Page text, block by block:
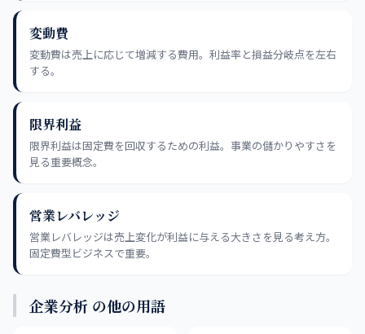
変動費
変動費は売上に応じて増減する費用。利益率と損益分岐点を左右
する。
限界利益
限界利益は固定費を回収するための利益。事業の儲かりやすさを
見る重要概念。
営業レバレッジ
営業レバレッジは売上変化が利益に与える大きさを見る考え方。
固定費型ビジネスで重要。
企業分析 の他の用語